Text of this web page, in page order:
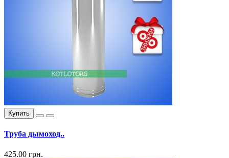
Купить
Труба дымоход..
425.00 грн.